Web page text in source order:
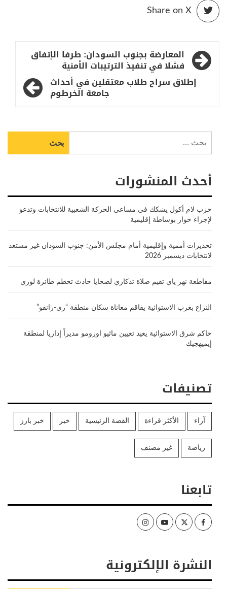
Share on X
تصفّح
المقالات
المعارضة بجنوب السودان: طرفا الإتفاق
فشلا في تنفيذ الترتيبات الأمنية
إطلاق سراح طلاب معتقلين في أحداث
جامعة الخرطوم
عن:
أحدث المنشورات
حزب لام أكول يشكك في مساعي الحركة الشعبية للانتخابات وتدعو
لإجراء حوار بوساطة إقليمية
تحذيرات أممية وإقليمية أمام مجلس الأمن: جنوب السودان غير مستعد
لانتخابات ديسمبر 2026
مقاطعة نهر ياي تقيم صلاة تذكاري لضحايا حادث تحطم طائرة لوري
النزاع بغرب الاستوائية يفاقم معاناة سكان منطقة “ري-رانقو”
حاكم شرق الاستوائية يعيد تعيين ماثيو اورومو مديراً إداريا لمنطقة
إيميهجيك
تصنيفات
آراء الأكثر قراءة القصة الرئيسية خبر خبر بارز
رياضة غير مصنف
تابعنا
Facebook
Twitter
Youtube
Instagram
النشرة الإلكترونية